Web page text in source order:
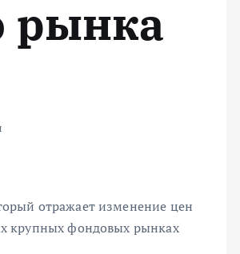
рынка
отражает изменение цен
крупных фондовых рынках